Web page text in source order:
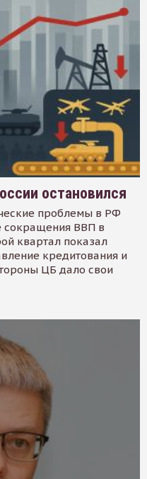
остановился
проблемы в РФ
сокращения ВВП в
квартал показал
кредитования и
ЦБ дало свои